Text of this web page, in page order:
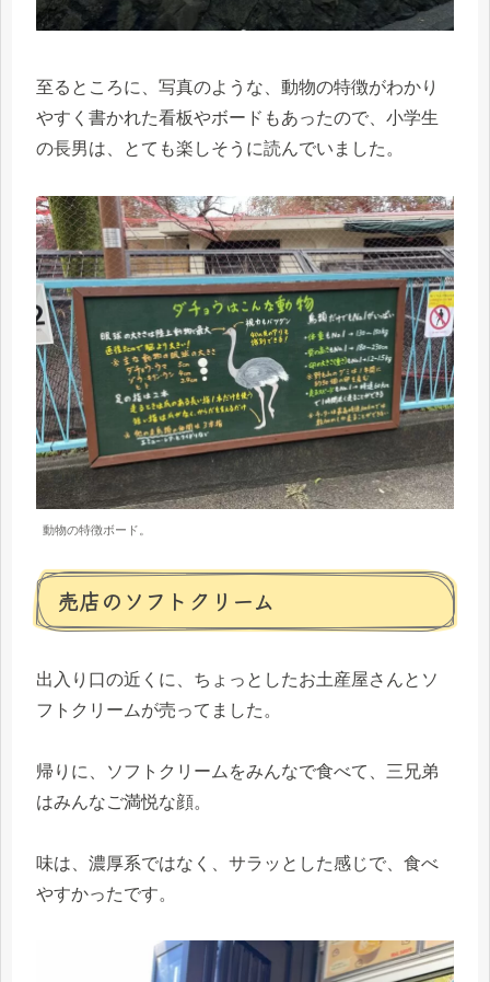
至るところに、写真のような、動物の特徴がわかり
やすく書かれた看板やボードもあったので、小学生
の長男は、とても楽しそうに読んでいました。
動物の特徴ボード。
売店のソフトクリーム
出入り口の近くに、ちょっとしたお土産屋さんとソ
フトクリームが売ってました。
帰りに、ソフトクリームをみんなで食べて、三兄弟
はみんなご満悦な顔。
味は、濃厚系ではなく、サラッとした感じで、食べ
やすかったです。